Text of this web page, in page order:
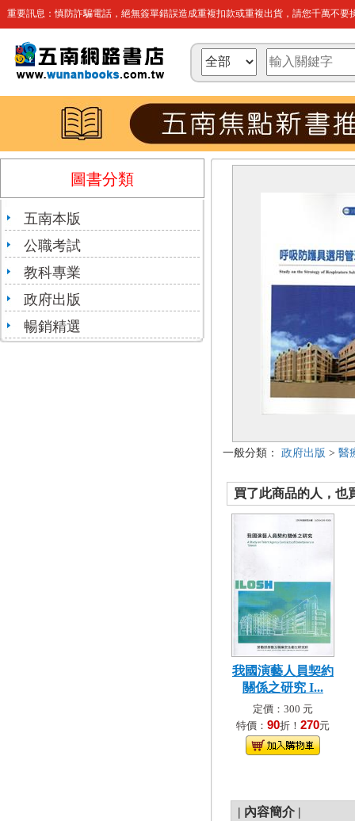
重要訊息：慎防詐騙電話，絕無簽單錯誤造成重複扣款或重複出貨，請您千萬不要
圖書分類
五南本版
公職考試
教科專業
政府出版
暢銷精選
一般分類： 政府出版 > 醫
買了此商品的人，也
我國演藝人員契約
關係之研究 I...
定價：300 元
特價： 90折！ 270元
| 內容簡介 |